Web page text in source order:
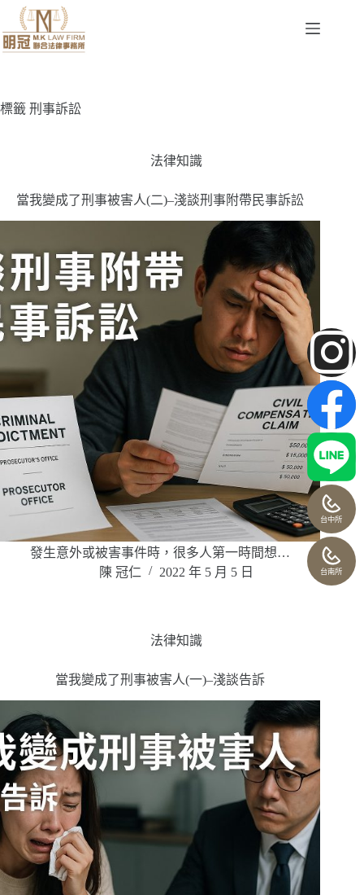
標籤 刑事訴訟
法律知識
當我變成了刑事被害人(二)–淺談刑事附帶民事訴訟
發生意外或被害事件時，很多人第一時間想…
陳 冠仁
2022 年 5 月 5 日
法律知識
當我變成了刑事被害人(一)–淺談告訴
台中所
台南所